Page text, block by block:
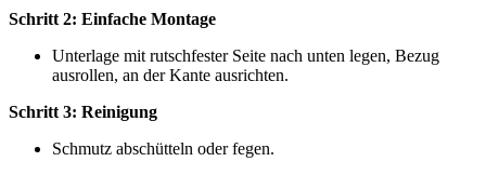
Schritt 2: Einfache Montage
Unterlage mit rutschfester Seite nach unten legen, Bezug
ausrollen, an der Kante ausrichten.
Schritt 3: Reinigung
Schmutz abschütteln oder fegen.